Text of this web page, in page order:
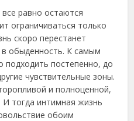
равно остаются
ограничиваться только
скоро перестанет
обыденность. К самым
постепенно, до
чувствительные зоны.
и полноценной,
тогда интимная жизнь
обоим